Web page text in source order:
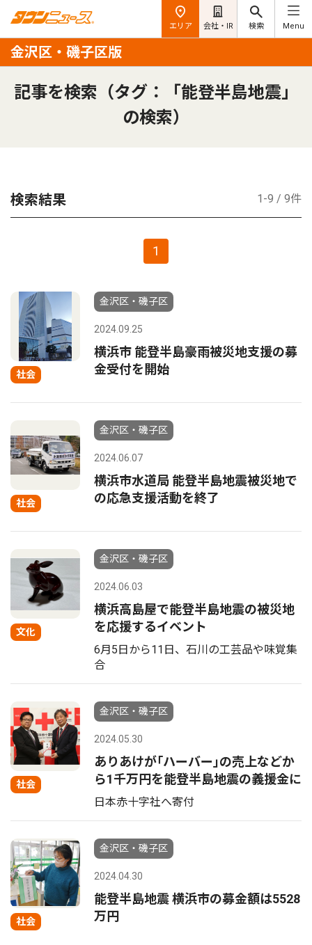
エリア 会社・IR 検索 Menu
金沢区・磯子区版
記事を検索（タグ：「能登半島地震」
の検索）
検索結果 1-9 / 9件
1
社会
金沢区・磯子区
2024.09.25
横浜市 能登半島豪雨被災地支援の募
金受付を開始
社会
金沢区・磯子区
2024.06.07
横浜市水道局 能登半島地震被災地で
の応急支援活動を終了
文化
金沢区・磯子区
2024.06.03
横浜高島屋で能登半島地震の被災地
を応援するイベント
6月5日から11日、石川の工芸品や味覚集
合
社会
金沢区・磯子区
2024.05.30
ありあけが｢ハーバー｣の売上などか
ら1千万円を能登半島地震の義援金に
日本赤十字社へ寄付
社会
金沢区・磯子区
2024.04.30
能登半島地震 横浜市の募金額は5528
万円